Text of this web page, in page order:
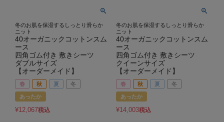
冬のお肌を保湿するしっとり滑らか
ニット
40オーガニックコットンスム
ース
四角ゴム付き 敷きシーツ
ダブルサイズ
【オーダーメイド】
春 秋 夏 冬
あったか
¥12,067税込
冬のお肌を保湿するしっとり滑らか
ニット
40オーガニックコットンスム
ース
四角ゴム付き 敷きシーツ
クイーンサイズ
【オーダーメイド】
春 秋 夏 冬
あったか
¥14,003税込